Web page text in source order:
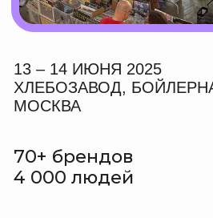
БЮРО МАРКЕТ ЭТО